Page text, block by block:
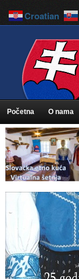
Početna O nama
Croatian